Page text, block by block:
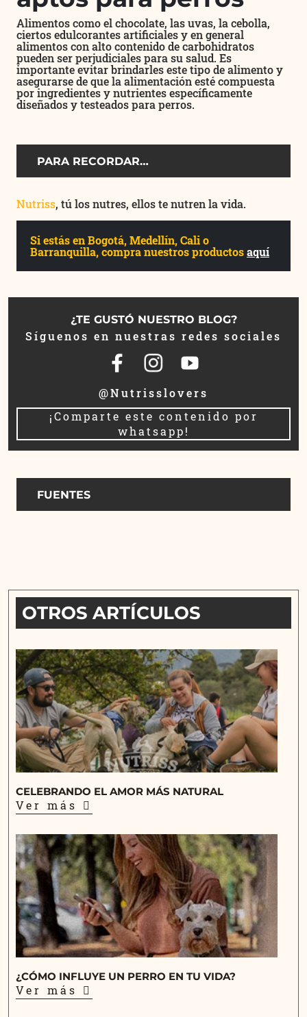
Alimentos como el chocolate, las uvas, la cebolla,
ciertos edulcorantes artificiales y en general
alimentos con alto contenido de carbohidratos
pueden ser perjudiciales para su salud. Es
importante evitar brindarles este tipo de alimento y
asegurarse de que la alimentación esté compuesta
por ingredientes y nutrientes específicamente
diseñados y testeados para perros.
PARA RECORDAR…
Nutriss, tú los nutres, ellos te nutren la vida.
Si estás en Bogotá, Medellín, Cali o
Barranquilla, compra nuestros productosaquí
¿TE GUSTÓ NUESTRO BLOG?
Síguenos en nuestras redes sociales
@Nutrisslovers
¡Comparte este contenido por
whatsapp!
FUENTES
OTROS ARTÍCULOS
CELEBRANDO EL AMOR MÁS NATURAL
Ver más
¿CÓMO INFLUYE UN PERRO EN TU VIDA?
Ver más